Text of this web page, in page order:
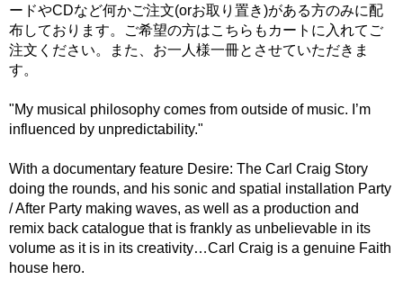
ードやCDなど何かご注文(orお取り置き)がある方のみに配
布しております。ご希望の方はこちらもカートに入れてご
注文ください。また、お一人様一冊とさせていただきま
す。
"My musical philosophy comes from outside of music. I’m
influenced by unpredictability."
With a documentary feature Desire: The Carl Craig Story
doing the rounds, and his sonic and spatial installation Party
/ After Party making waves, as well as a production and
remix back catalogue that is frankly as unbelievable in its
volume as it is in its creativity…Carl Craig is a genuine Faith
house hero.